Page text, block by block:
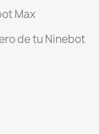
Max
de tu Ninebot